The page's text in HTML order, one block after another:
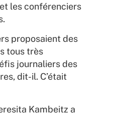
les conférenciers
proposaient des
tous très
journaliers des
dit-il. C’était
Kambeitz a